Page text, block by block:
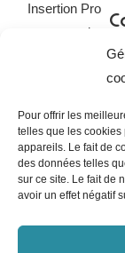
Pour offrir les
telles que les cookies
appareils. Le fait de
des données telles
sur ce site. Le fait de
avoir un effet négatif
Insertion Pro
est une action
pour
l’Insertion
Professionnelle ,
dédiée à
l’insertion et